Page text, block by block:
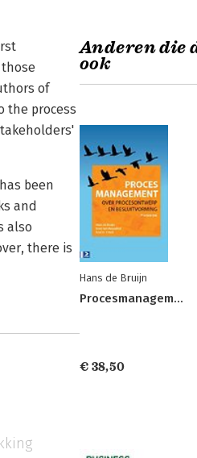
of
the process
been
and
also
there is
Anderen die
ook
Hans de Bruijn
Procesmanagement
€ 38,50